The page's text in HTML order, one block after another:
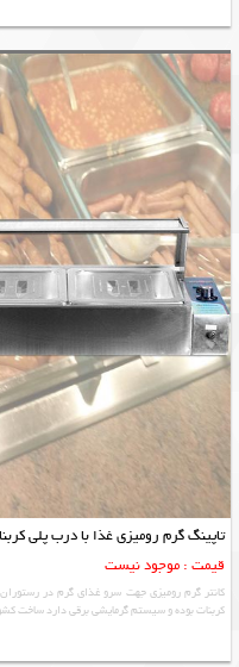
تاپینگ گرم رومیزی غذا با درب پلی
قیمت : موجود نیست
کانتر گرم رومیزی جهت سرو غذای گرم در
کربنات بوده و سیستم گرمایشی برقی دارد ساخت